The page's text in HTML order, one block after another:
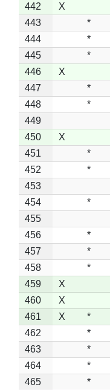
442
X
443
*
444
*
445
*
446
X
447
*
448
*
449
450
X
451
*
452
*
453
454
*
455
456
*
457
*
458
*
459
X
460
X
461
X *
462
*
463
*
464
*
465
*